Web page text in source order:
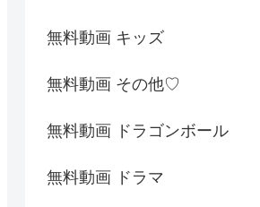
無料動画 キッズ
無料動画 その他♡
無料動画 ドラゴンボール
無料動画 ドラマ